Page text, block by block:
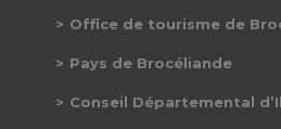
Office de tourisme de
Pays de Brocéliande
Conseil Départemental